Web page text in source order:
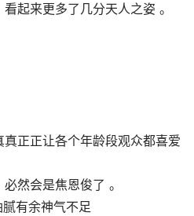
起来更多了几分天人之姿 。
正正让各个年龄段观众都喜爱
然会是焦恩俊了 。
有余神气不足